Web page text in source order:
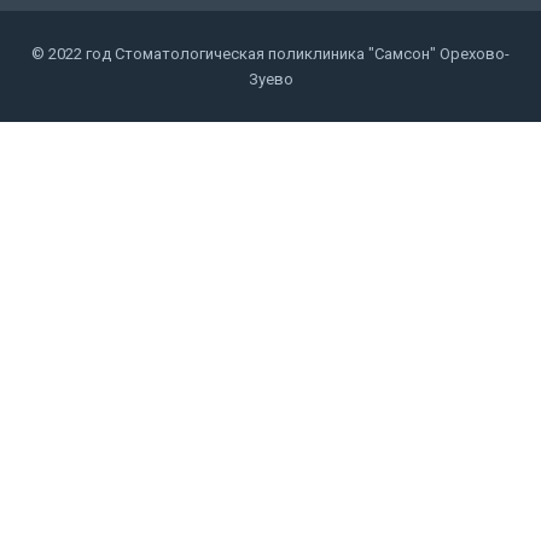
© 2022 год Стоматологическая поликлиника "Самсон" Орехово-
Зуево